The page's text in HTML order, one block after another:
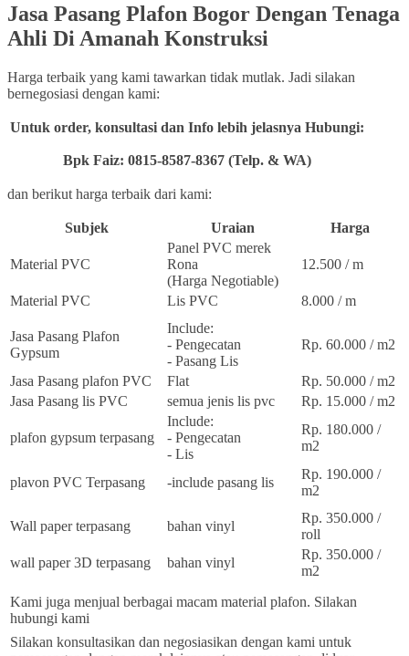
Jasa Pasang Plafon Bogor Dengan Tenaga
Ahli Di Amanah Konstruksi
Harga terbaik yang kami tawarkan tidak mutlak. Jadi silakan
bernegosiasi dengan kami:
Untuk order, konsultasi dan Info lebih jelasnya Hubungi:
Bpk Faiz: 0815-8587-8367 (Telp. & WA)
dan berikut harga terbaik dari kami:
Subjek Uraian Harga
Material PVC
Panel PVC merek
Rona
(Harga Negotiable)
12.500 / m
Material PVC Lis PVC 8.000 / m
Jasa Pasang Plafon
Gypsum
Include:
- Pengecatan
- Pasang Lis
Rp. 60.000 / m2
Jasa Pasang plafon PVC Flat
Rp. 50.000 / m2
Jasa Pasang lis PVC
semua jenis lis pvc Rp. 15.000 / m2
plafon gypsum terpasang
Include:
- Pengecatan
- Lis
Rp. 180.000 /
m2
plavon PVC Terpasang -include pasang lis
Rp. 190.000 /
m2
Wall paper terpasang bahan vinyl
Rp. 350.000 /
roll
wall paper 3D terpasang
bahan vinyl
Rp. 350.000 /
m2
Kami juga menjual berbagai macam material plafon. Silakan
hubungi kami
Silakan konsultasikan dan negosiasikan dengan kami untuk